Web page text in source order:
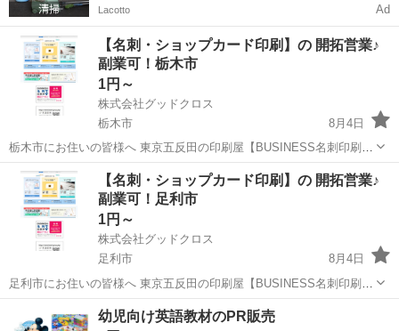
Lacotto Ad
【名刺・ショップカード印刷】の 開拓営業♪
副業可！栃木市
1円～
株式会社グッドクロス
栃木市
8月4日
栃木市にお住いの皆様へ 東京五反田の印刷屋【BUSINESS名刺印刷
所】です。 Wワーク・副業として 企業や飲食店等の店舗に対して 名
刺印刷の開拓営業 を行っていただける方を募集しています。 今のあ
な...
栃木 栃木市 営業 スタッフ
【名刺・ショップカード印刷】の 開拓営業♪
副業可！足利市
1円～
株式会社グッドクロス
足利市
8月4日
足利市にお住いの皆様へ 東京五反田の印刷屋【BUSINESS名刺印刷
所】です。 Wワーク・副業として 企業や飲食店等の店舗に対して 名
刺印刷の開拓営業 を行っていただける方を募集しています。 今のあ
営業 スタッフ
幼児向け英語教材のPR販売